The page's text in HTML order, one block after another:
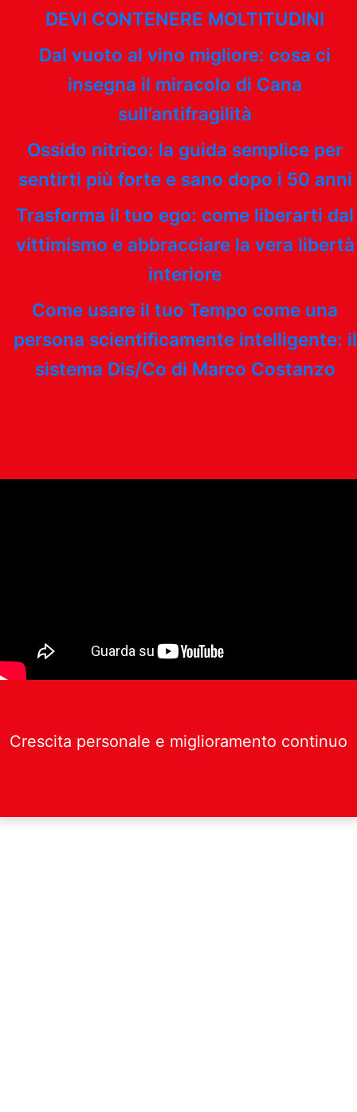
DEVI CONTENERE MOLTITUDINI
Dal vuoto al vino migliore: cosa ci
insegna il miracolo di Cana
sull’antifragilità
Ossido nitrico: la guida semplice per
sentirti più forte e sano dopo i 50 anni
Trasforma il tuo ego: come liberarti dal
vittimismo e abbracciare la vera libertà
interiore
Come usare il tuo Tempo come una
persona scientificamente intelligente: il
sistema Dis/Co di Marco Costanzo
Crescita personale e miglioramento continuo